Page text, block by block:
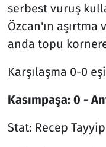
serbest vuruş
Özcan'ın
anda topu
Karşılaşma 0-0
Kasımpaşa: 0 -
Stat: Recep